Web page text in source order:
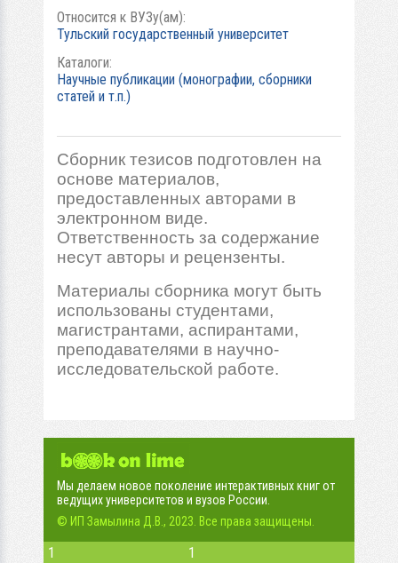
Относится к ВУЗу(ам):
Тульский государственный университет
Каталоги:
Научные публикации (монографии, сборники
статей и т.п.)
Сборник тезисов подготовлен на
основе материалов,
предоставленных авторами в
электронном виде.
Ответственность за содержание
несут авторы и рецензенты.
Материалы сборника могут быть
использованы студентами,
магистрантами, аспирантами,
преподавателями в научно-
исследовательской работе.
Мы делаем новое поколение интерактивных книг от
ведущих университетов и вузов России.
© ИП Замылина Д.В., 2023. Все права защищены.
1 1